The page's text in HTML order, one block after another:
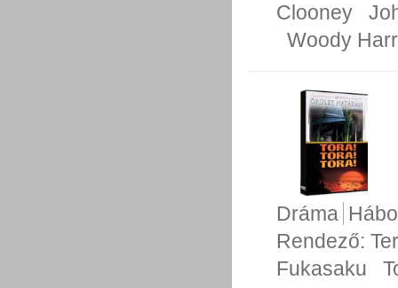
Clooney
Woody
Dráma
Rendező:
Fukasaku